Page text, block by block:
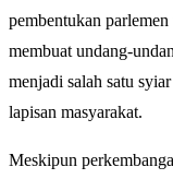
pembentukan
membuat undang-
menjadi salah satu
lapisan masyarakat.
Meskipun